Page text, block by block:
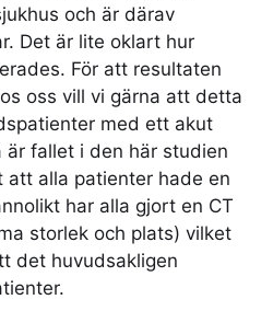
och är därav
Det är lite oklart hur
För att resultaten
oss vill vi gärna att detta
med ett akut
är fallet i den här studien
alla patienter hade en
har alla gjort en CT
storlek och plats) vilket
det huvudsakligen